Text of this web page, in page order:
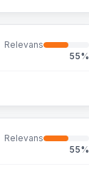
Relevans
55%
Relevans
55%